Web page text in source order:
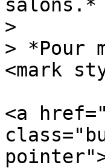
salons.*
>
> *Pour
<mark
<a href="/